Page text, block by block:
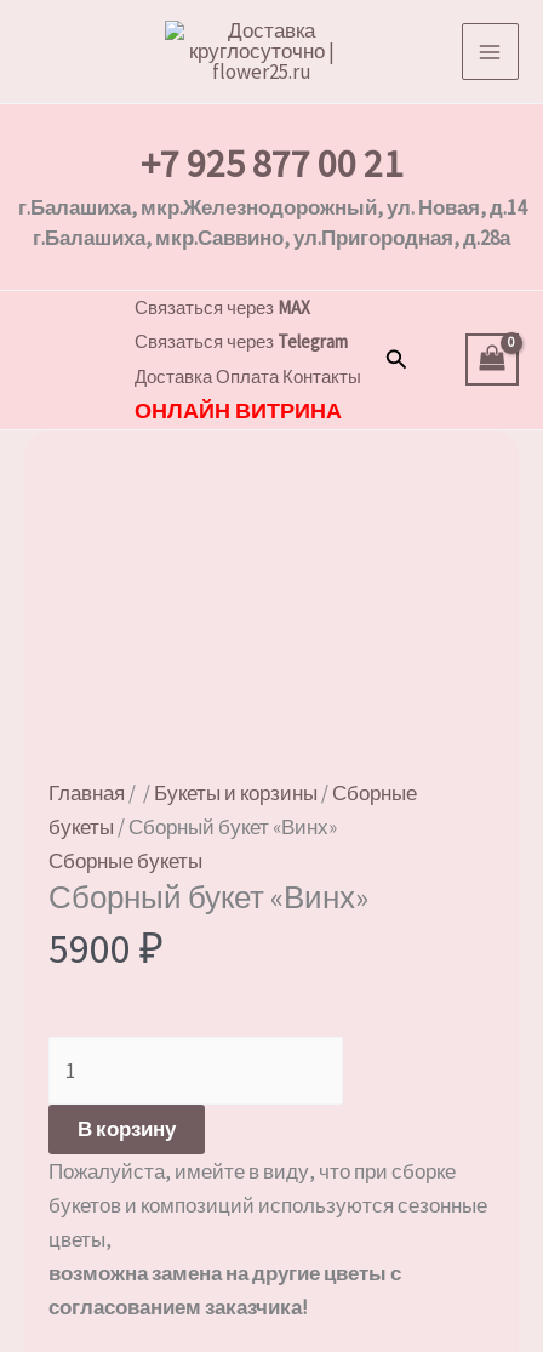
+7 925 877 00 21
г.Балашиха, мкр.Железнодорожный, ул. Новая, д.14
г.Балашиха, мкр.Саввино, ул.Пригородная, д.28а
Связаться через MAX
Связаться через Telegram
ДоставкаОплата Контакты
ОНЛАЙН ВИТРИНА
Поиск
Главная / /Букеты и корзины /Сборные
букеты / Сборный букет «Винх»
Сборные букеты
Сборный букет «Винх»
5900 ₽
товара
Сборный
букет
«Винх»
В корзину
Пожалуйста, имейте в виду, что при сборке
букетов и композиций используются сезонные
цветы,
возможна замена на другие цветы с
согласованием заказчика!